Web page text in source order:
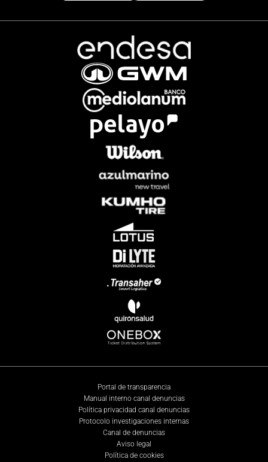
Portal de transparencia
Manual interno canal denuncias
Política privacidad canal denuncias
Protocolo investigaciones internas
Canal de denuncias
Aviso legal
Política de cookies